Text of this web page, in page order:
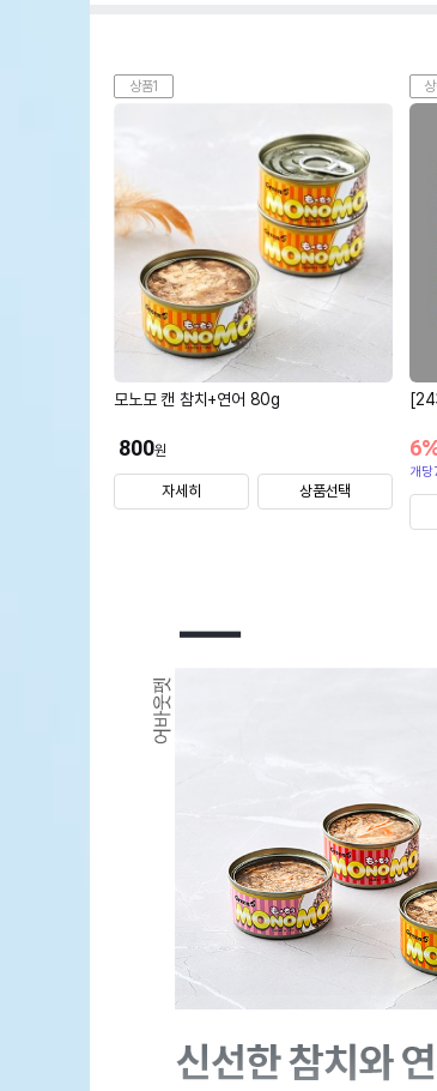
상품1
모노모 캔 참치+연어 80g
800원
자세히 상품선택
6
개